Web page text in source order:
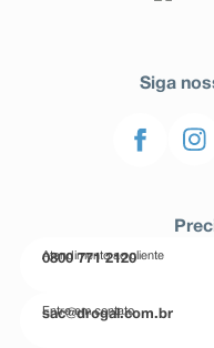
Siga
Atendimento ao cliente
0800 771 2120
Entre em contato
sac@drogal.com.br